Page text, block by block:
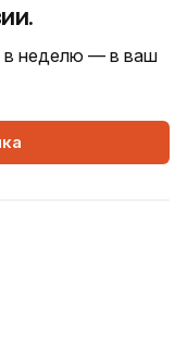
в неделю — в ваш